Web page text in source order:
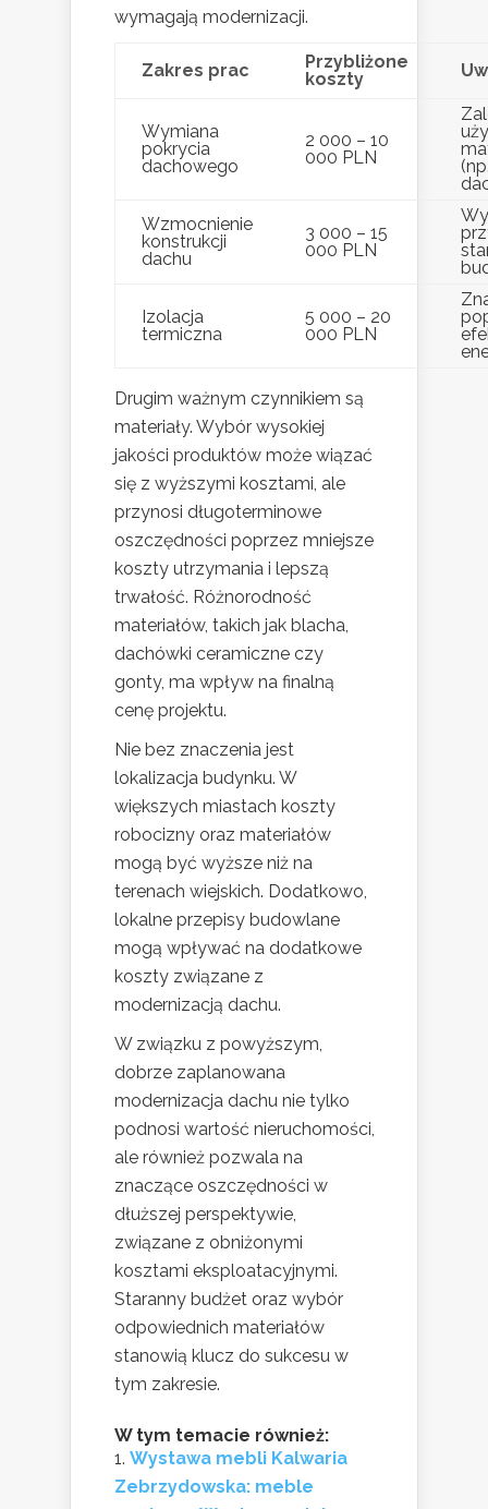
wymagają modernizacji.
Zakres prac
Przybliżone
koszty
Wymiana
pokrycia
dachowego
2 000 – 10
000 PLN
Wzmocnienie
konstrukcji
dachu
3 000 – 15
000 PLN
Izolacja
termiczna
5 000 – 20
000 PLN
Drugim ważnym czynnikiem są
materiały. Wybór wysokiej
jakości produktów może wiązać
się z wyższymi kosztami, ale
przynosi długoterminowe
oszczędności poprzez mniejsze
koszty utrzymania i lepszą
trwałość. Różnorodność
materiałów, takich jak blacha,
dachówki ceramiczne czy
gonty, ma wpływ na finalną
cenę projektu.
Nie bez znaczenia jest
lokalizacja budynku. W
większych miastach koszty
robocizny oraz materiałów
mogą być wyższe niż na
terenach wiejskich. Dodatkowo,
lokalne przepisy budowlane
mogą wpływać na dodatkowe
koszty związane z
modernizacją dachu.
W związku z powyższym,
dobrze zaplanowana
modernizacja dachu nie tylko
podnosi wartość nieruchomości,
ale również pozwala na
znaczące oszczędności w
dłuższej perspektywie,
związane z obniżonymi
kosztami eksploatacyjnymi.
Staranny budżet oraz wybór
odpowiednich materiałów
stanowią klucz do sukcesu w
tym zakresie.
W tym temacie również:
Wystawa mebli Kalwaria
Zebrzydowska: meble